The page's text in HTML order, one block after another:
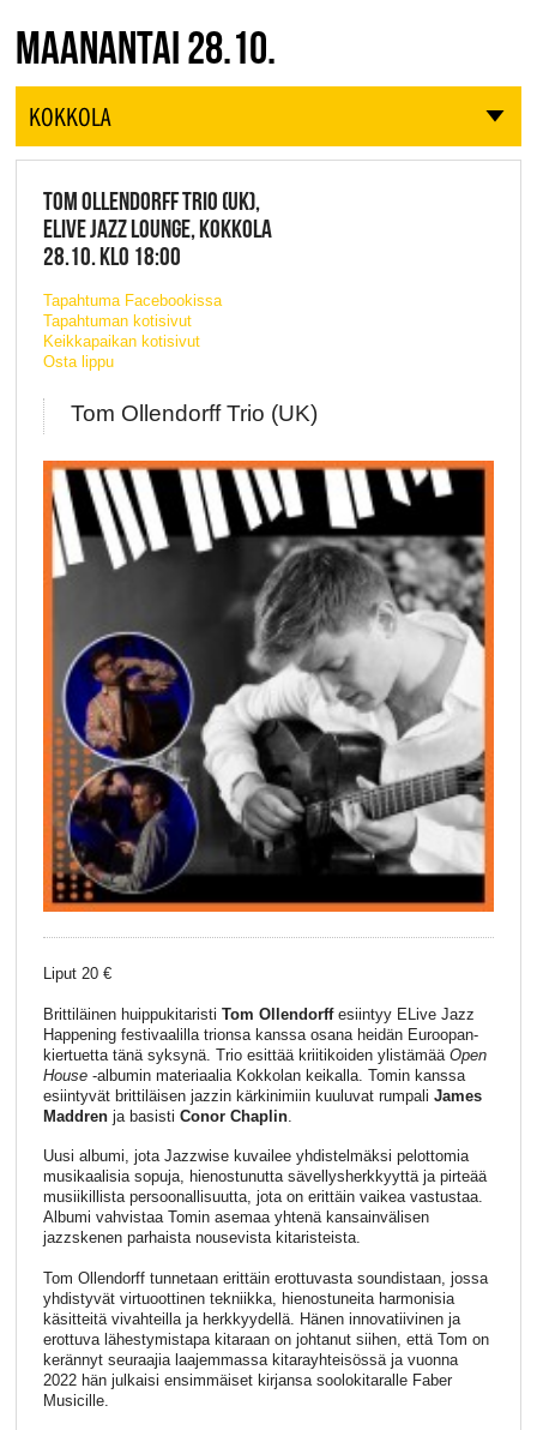
JAZZ FINLAND LIVE
MAANANTAI 28.10.
KOKKOLA
TOM OLLENDORFF TRIO (UK),
ELIVE JAZZ LOUNGE, KOKKOLA
28.10. KLO 18:00
Tapahtuma Facebookissa
Tapahtuman kotisivut
Keikkapaikan kotisivut
Osta lippu
Tom Ollendorff Trio (UK)
Liput 20 €
Brittiläinen huippukitaristi Tom Ollendorffesiintyy ELive Jazz
Happening festivaalilla trionsa kanssa osana heidän Euroopan-
kiertuetta tänä syksynä. Trio esittää kriitikoiden ylistämää Open
House-albumin materiaalia Kokkolan keikalla. Tomin kanssa
esiintyvät brittiläisen jazzin kärkinimiin kuuluvat rumpali James
Maddrenja basisti Conor Chaplin.
Uusi albumi, jota Jazzwise kuvailee yhdistelmäksi pelottomia
musikaalisia sopuja, hienostunutta sävellysherkkyyttä ja pirteää
musiikillista persoonallisuutta, jota on erittäin vaikea vastustaa.
Albumi vahvistaa Tomin asemaa yhtenä kansainvälisen
jazzskenen parhaista nousevista kitaristeista.
Tom Ollendorff tunnetaan erittäin erottuvasta soundistaan, jossa
yhdistyvät virtuoottinen tekniikka, hienostuneita harmonisia
käsitteitä vivahteilla ja herkkyydellä. Hänen innovatiivinen ja
erottuva lähestymistapa kitaraan on johtanut siihen, että Tom on
kerännyt seuraajia laajemmassa kitarayhteisössä ja vuonna
2022 hän julkaisi ensimmäiset kirjansa soolokitaralle Faber
Musicille.